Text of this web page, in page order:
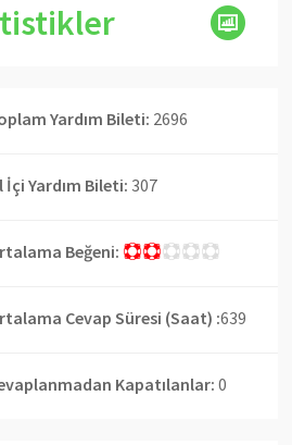
Yardım Bileti: 2696
İçi Yardım Bileti:307
Beğeni:
Cevap Süresi (Saat) :639
Kapatılanlar: 0